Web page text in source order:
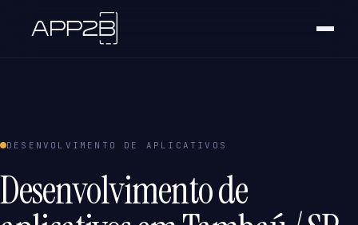
DESENVOLVIMENTO DE APLICATIVOS
Desenvolvimento de